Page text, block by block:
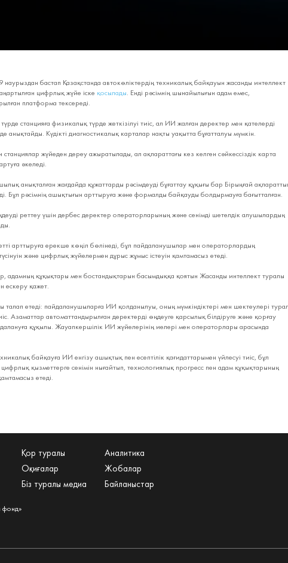
бастап Қазақстанда автокөліктердің техникалық байқауын жасанды интеллект
цифрлық жүйе іске қосылады. Енді рәсімнің шынайылығын адам емес,
платформа тексереді.
түрде станцияға физикалық түрде жеткізілуі тиіс, ал ИИ жалған деректер мен қателерді
анықтайды. Күдікті диагностикалық карталар нақты уақытта бұғатталуы мүмкін.
станциялар жүйеден дереу ажыратылады, ал ақпараттағы кез келген сәйкессіздік карта
әкеледі.
анықталған жағдайда құжаттарды рәсімдеуді бұғаттау құқығы бар Бірыңғай
Бұл рәсімнің ашықтығын арттыруға және формалды байқауды болдырмауға бағытталған.
реттеу үшін дербес деректер операторларының және сенімді шетелдік алушылардың
арттыруға ерекше көңіл бөлінеді, бұл пайдаланушылар мен операторлардың
және цифрлық жүйелермен дұрыс жұмыс істеуін қамтамасыз етеді.
адамның құқықтары мен бостандықтарын басымдыққа қоятын Жасанды интеллект туралы
ескеру қажет.
талап етеді: пайдаланушыларға ИИ қолданылуы, оның мүмкіндіктері мен шектеулері
Азаматтар автоматтандырылған деректерді өңдеуге қарсылық білдіруге және қорғау
құқылы. Жауапкершілік ИИ жүйелерінің иелері мен операторлары арасында
байқауға ИИ енгізу ашықтық пен есептілік қағидаттарымен үйлесуі тиіс, бұл
қызметтерге сенімін нығайтып, технологиялық прогресс пен адам құқықтарының
етеді.
фонд»
Қор туралы
Аналитика
Оқиғалар
Жобалар
Біз туралы медиа
Байланыстар